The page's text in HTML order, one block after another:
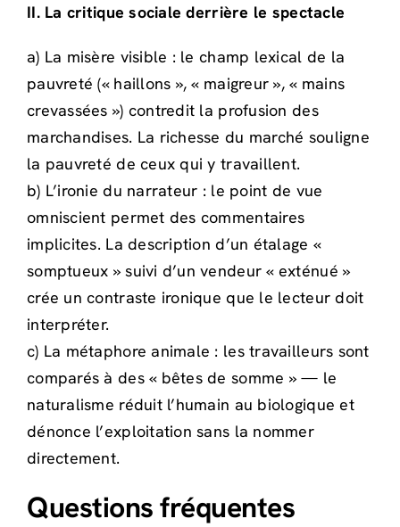
II. La critique sociale derrière le spectacle
a) La misère visible : le champ lexical de la
pauvreté (« haillons », « maigreur », « mains
crevassées ») contredit la profusion des
marchandises. La richesse du marché souligne
la pauvreté de ceux qui y travaillent.
b) L’ironie du narrateur : le point de vue
omniscient permet des commentaires
implicites. La description d’un étalage «
somptueux » suivi d’un vendeur « exténué »
crée un contraste ironique que le lecteur doit
interpréter.
c) La métaphore animale : les travailleurs sont
comparés à des « bêtes de somme » — le
naturalisme réduit l’humain au biologique et
dénonce l’exploitation sans la nommer
directement.
Questions fréquentes